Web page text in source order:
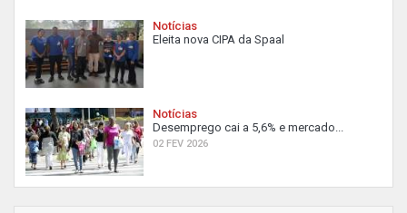
Notícias
Eleita nova CIPA da Spaal
Notícias
Desemprego cai a 5,6% e mercado...
02 FEV 2026